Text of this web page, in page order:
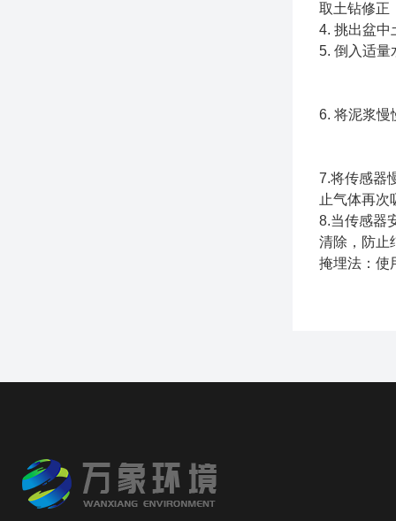
取土钻修正
4. 挑出盆中
5. 倒入适量
6. 将泥浆慢
7.将传感器
止气体再次
8.当传感器
清除，防止
掩埋法：使